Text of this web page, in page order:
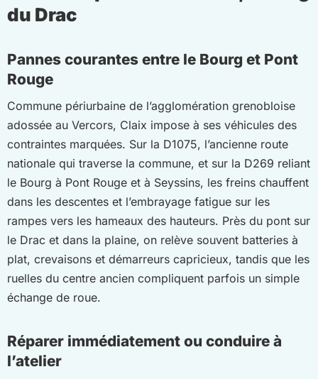
du Drac
Pannes courantes entre le Bourg et Pont
Rouge
Commune périurbaine de l’agglomération grenobloise
adossée au Vercors, Claix impose à ses véhicules des
contraintes marquées. Sur la D1075, l’ancienne route
nationale qui traverse la commune, et sur la D269 reliant
le Bourg à Pont Rouge et à Seyssins, les freins chauffent
dans les descentes et l’embrayage fatigue sur les
rampes vers les hameaux des hauteurs. Près du pont sur
le Drac et dans la plaine, on relève souvent batteries à
plat, crevaisons et démarreurs capricieux, tandis que les
ruelles du centre ancien compliquent parfois un simple
échange de roue.
Réparer immédiatement ou conduire à
l’atelier